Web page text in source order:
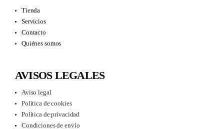
Tienda
Servicios
Contacto
Quiénes somos
AVISOS LEGALES
Aviso legal
Política de cookies
Política de privacidad
Condiciones de envío